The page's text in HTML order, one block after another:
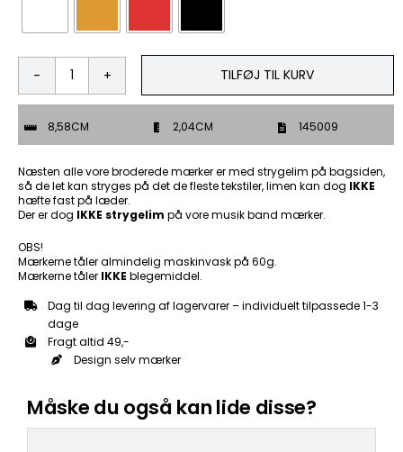
Lets
go
Bangcock
-
Patch
Mærke
antal
TILFØJ TIL KURV
8,58CM 2,04CM 145009
Næsten alle vore broderede mærker er med strygelim på bagsiden,
så de let kan stryges på det de fleste tekstiler, limen kan dog IKKE
hæfte fast på læder.
Der er dog IKKE strygelim på vore musik band mærker.
OBS!
Mærkerne tåler almindelig maskinvask på 60g.
Mærkerne tåler IKKE blegemiddel.
Dag til dag levering af lagervarer – individuelt tilpassede 1-3
dage
Fragt altid 49,-
Design selv mærker
Måske du også kan lide disse?